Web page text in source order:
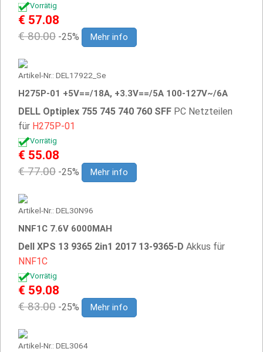
Vorrätig
€ 57.08
€ 80.00 -25% Mehr info
Artikel-Nr.: DEL17922_Se
H275P-01 +5V==/18A, +3.3V==/5A 100-127V~/6A
DELL Optiplex 755 745 740 760 SFF PC Netzteilen
für H275P-01
Vorrätig
€ 55.08
€ 77.00 -25% Mehr info
Artikel-Nr.: DEL30N96
NNF1C 7.6V 6000MAH
Dell XPS 13 9365 2in1 2017 13-9365-D Akkus für
NNF1C
Vorrätig
€ 59.08
€ 83.00 -25% Mehr info
Artikel-Nr.: DEL3064